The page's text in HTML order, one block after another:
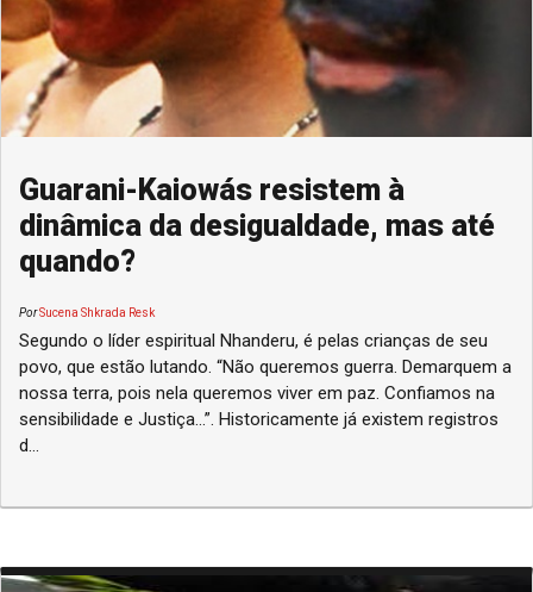
Guarani-Kaiowás resistem à
dinâmica da desigualdade, mas até
quando?
PorSucena Shkrada Resk
Segundo o líder espiritual Nhanderu, é pelas crianças de seu
povo, que estão lutando. “Não queremos guerra. Demarquem a
nossa terra, pois nela queremos viver em paz. Confiamos na
sensibilidade e Justiça...”. Historicamente já existem registros
d...